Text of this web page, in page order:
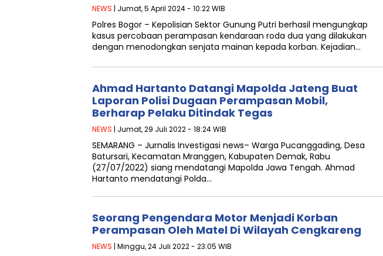
NEWS | Jumat, 5 April 2024 - 10:22 WIB
Polres Bogor – Kepolisian Sektor Gunung Putri berhasil mengungkap
kasus percobaan perampasan kendaraan roda dua yang dilakukan
dengan menodongkan senjata mainan kepada korban. Kejadian…
Ahmad Hartanto Datangi Mapolda Jateng Buat
Laporan Polisi Dugaan Perampasan Mobil,
Berharap Pelaku Ditindak Tegas
NEWS | Jumat, 29 Juli 2022 - 18:24 WIB
SEMARANG – Jurnalis Investigasi news– Warga Pucanggading, Desa
Batursari, Kecamatan Mranggen, Kabupaten Demak, Rabu
(27/07/2022) siang mendatangi Mapolda Jawa Tengah. Ahmad
Hartanto mendatangi Polda…
Seorang Pengendara Motor Menjadi Korban
Perampasan Oleh Matel Di Wilayah Cengkareng
NEWS | Minggu, 24 Juli 2022 - 23:05 WIB